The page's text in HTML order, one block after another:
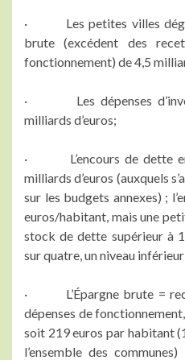
· Les petites villes
brute (excédent des
fonctionnement) de 4,5
· Les dépenses
milliards d’euros;
· L’encours de dette en
milliards d’euros (auxquels
sur les budgets annexes) ;
euros/habitant, mais une
stock de dette supérieur à
sur quatre, un niveau
· L’Épargne brute =
dépenses de
soit 219 euros par habitant
l’ensemble des